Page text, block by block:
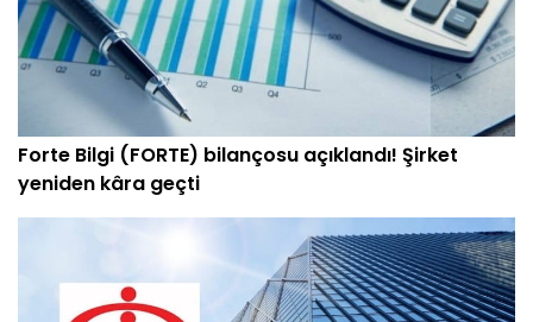
Forte Bilgi (FORTE) bilançosu açıklandı! Şirket
yeniden kâra geçti